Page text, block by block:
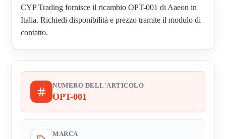
CYP Trading fornisce il ricambio OPT-001 di Aaeon in
Italia. Richiedi disponibilità e prezzo tramite il modulo di
contatto.
NUMERO DELL'ARTICOLO
OPT-001
MARCA